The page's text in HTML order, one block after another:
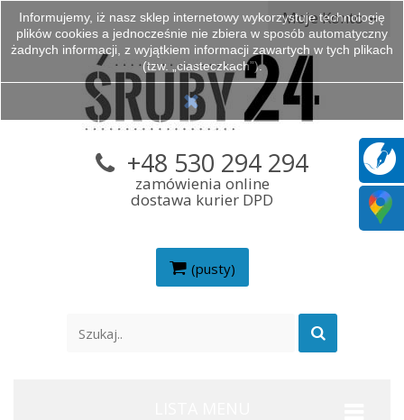
Moje Konto
(pusty)
+48 530 294 294
zamówienia online
dostawa kurier DPD
Informujemy, iż nasz sklep internetowy wykorzystuje technologię
plików cookies a jednocześnie nie zbiera w sposób automatyczny
żadnych informacji, z wyjątkiem informacji zawartych w tych plikach
(tzw. „ciasteczkach”).